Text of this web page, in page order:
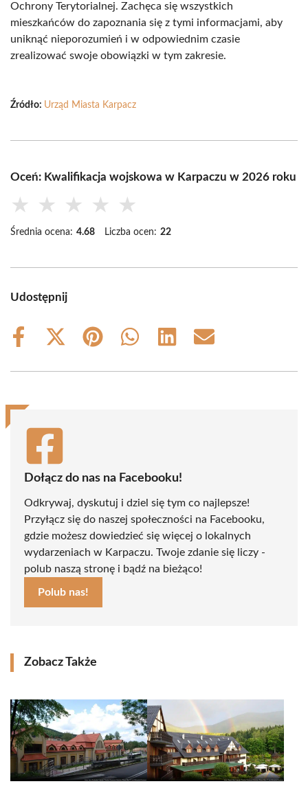
Ochrony Terytorialnej. Zachęca się wszystkich
mieszkańców do zapoznania się z tymi informacjami, aby
uniknąć nieporozumień i w odpowiednim czasie
zrealizować swoje obowiązki w tym zakresie.
Źródło: Urząd Miasta Karpacz
Oceń: Kwalifikacja wojskowa w Karpaczu w 2026 roku
★ ★ ★ ★ ★
Średnia ocena: 4.68 Liczba ocen: 22
Udostępnij
Share
Share
(Twitter)
Share
Share
Share
Share
Dołącz do nas na Facebooku!
Odkrywaj, dyskutuj i dziel się tym co najlepsze!
Przyłącz się do naszej społeczności na Facebooku,
gdzie możesz dowiedzieć się więcej o lokalnych
wydarzeniach w Karpaczu. Twoje zdanie się liczy -
polub naszą stronę i bądź na bieżąco!
Polub nas!
Zobacz Także